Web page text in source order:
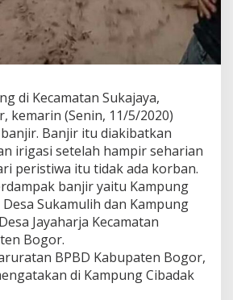
di Kecamatan Sukajaya,
kemarin (Senin, 11/5/2020)
Banjir itu diakibatkan
irigasi setelah hampir seharian
peristiwa itu tidak ada korban.
banjir yaitu Kampung
Desa Sukamulih dan Kampung
Jayaharja Kecamatan
Bogor.
BPBD Kabupaten Bogor,
di Kampung Cibadak